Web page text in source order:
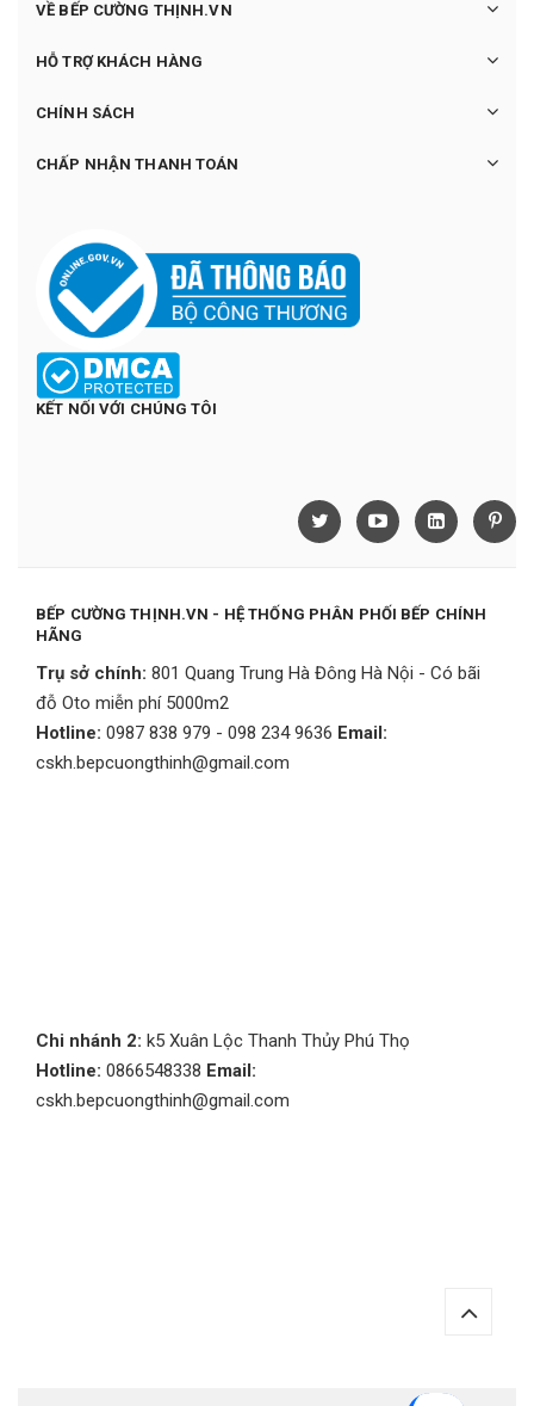
VỀ BẾP CƯỜNG THỊNH.VN
HỖ TRỢ KHÁCH HÀNG
CHÍNH SÁCH
CHẤP NHẬN THANH TOÁN
KẾT NỐI VỚI CHÚNG TÔI
BẾP CƯỜNG THỊNH.VN - HỆ THỐNG PHÂN PHỐI BẾP CHÍNH
HÃNG
Trụ sở chính: 801 Quang Trung Hà Đông Hà Nội - Có bãi
đỗ Oto miễn phí 5000m2
Hotline: 0987 838 979 - 098 234 9636 Email:
cskh.bepcuongthinh@gmail.com
Chi nhánh 2: k5 Xuân Lộc Thanh Thủy Phú Thọ
Hotline: 0866548338 Email:
cskh.bepcuongthinh@gmail.com